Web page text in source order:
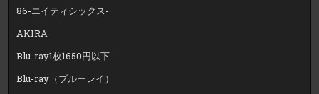
86-エイティシックス-
AKIRA
Blu-ray1枚1650円以下
Blu-ray（ブルーレイ）